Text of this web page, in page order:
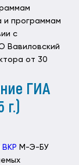
и программам
с
Вавиловский
от 30
ГИА
г.)
ВКР М-Э-БУ